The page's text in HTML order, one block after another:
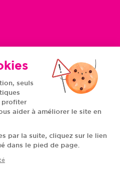
seuls
profiter
aider à améliorer le site en
par la suite, cliquez sur le lien
dans le pied de page.
VAL DE LOIRE
EST
LA LOIRE
ALPES-